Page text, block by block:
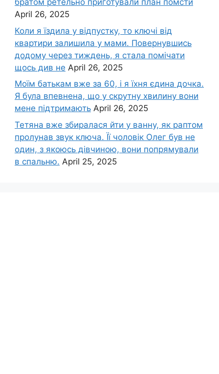
братом ретельно приготували план помсти
April 26, 2025
Коли я їздила у відпустку, то ключі від
квартири залишила у мами. Повернувшись
додому через тиждень, я стала помічати
щось див не April 26, 2025
Моїм батькам вже за 60, і я їхня єдина дочка.
Я була впевнена, що у скрутну хвилину вони
мене підтримають April 26, 2025
Тетяна вже збиралася йти у ванну, як раптом
пролунав звук ключа. Її чоловік Олег був не
один, з якоюсь дівчиною, вони попрямували
в спальню. April 25, 2025